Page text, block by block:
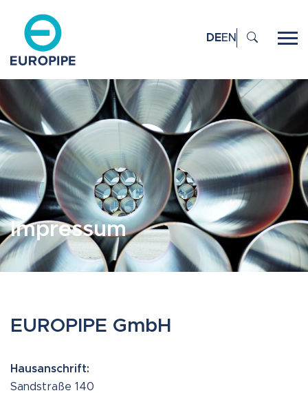
DEEN
Impressum
EUROPIPE GmbH
Hausanschrift:
Sandstraße 140